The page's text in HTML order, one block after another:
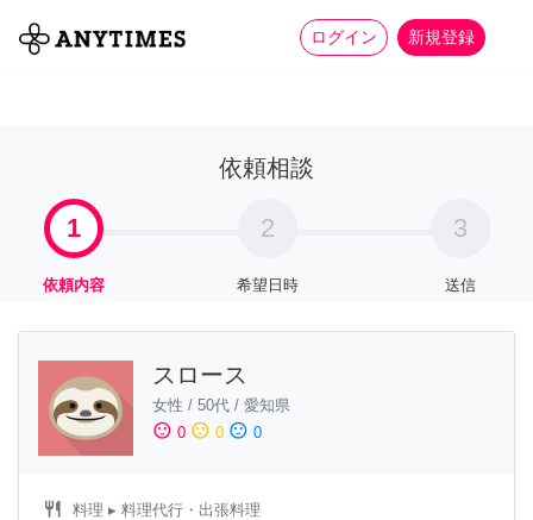
ログイン 新規登録
全て 家事 more_horiz
依頼相談
1
依頼内容
2
希望日時
3
送信
スロース
女性 / 50代 / 愛知県
sentiment_satisfied 0 sentiment_neutral 0 sentiment_dissatisfied 0
restaurant 料理 ▸ 料理代行・出張料理